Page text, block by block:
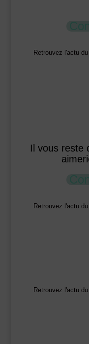
Retrouvez l'actu
Il vous reste
Retrouvez l'actu
Retrouvez l'actu